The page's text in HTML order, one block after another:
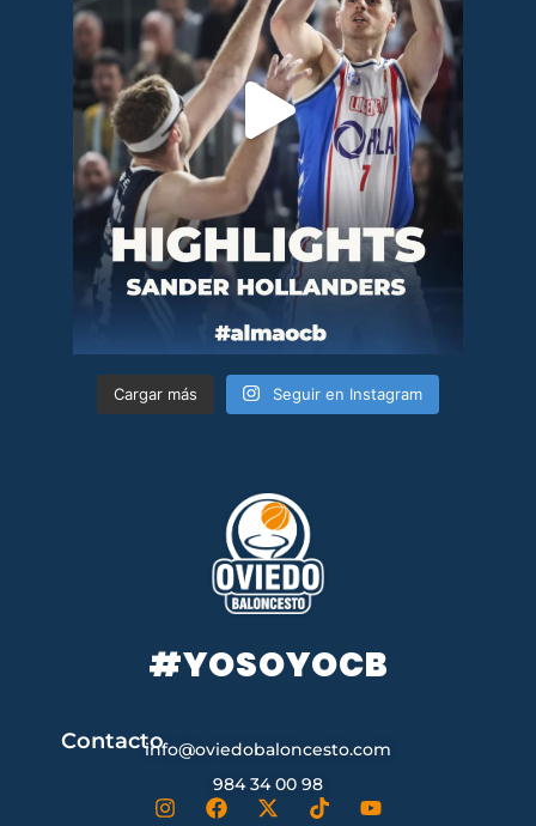
Cargar más Seguir en Instagram
#YOSOYOCB
Contactoinfo@oviedobaloncesto.com
984 34 00 98